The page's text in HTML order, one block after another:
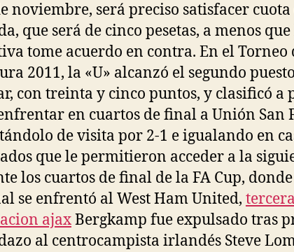
noviembre, será preciso satisfacer cuota
que será de cinco pesetas, a menos
tome acuerdo en contra. En el Torneo
2011, la «U» alcanzó el segundo
con treinta y cinco puntos, y clasificó a
en cuartos de final a Unión San
de visita por 2-1 e igualando en
que le permitieron acceder a la
los cuartos de final de la FA Cup,
se enfrentó al West Ham United, tercera
ajaxBergkamp fue expulsado tras
al centrocampista irlandés Steve